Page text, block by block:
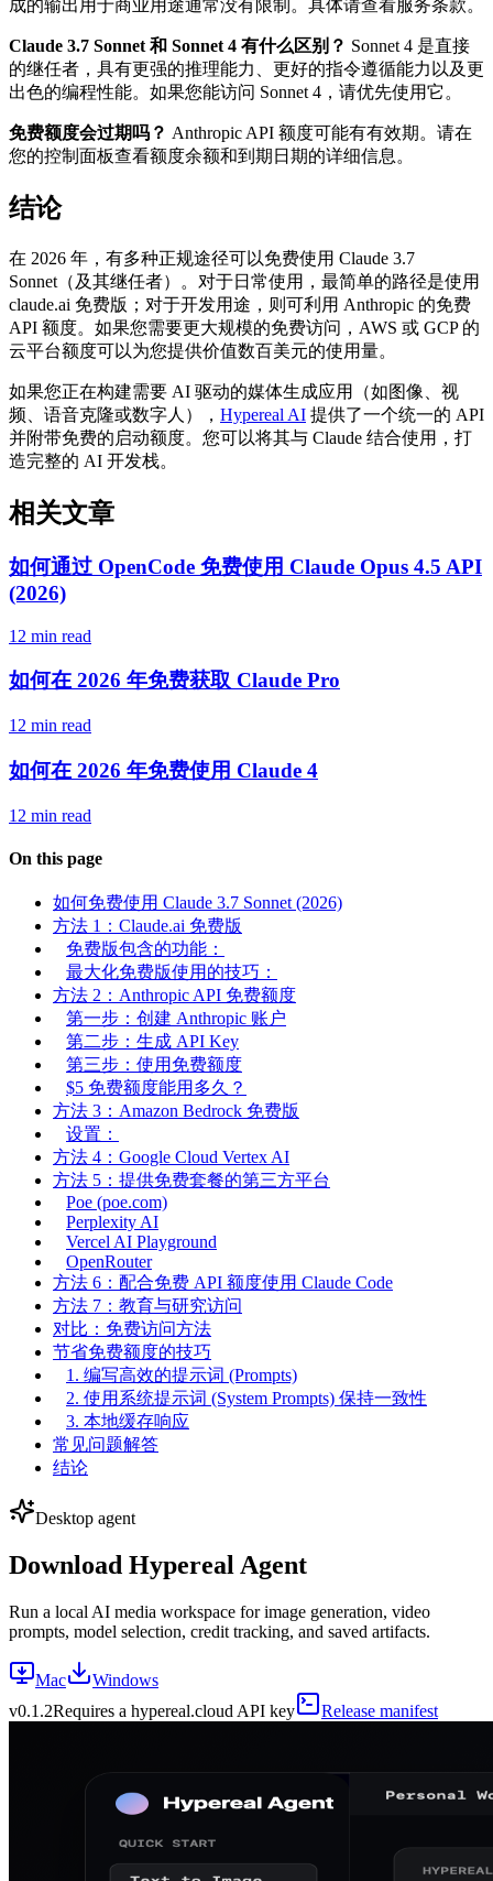
成的输出用于商业用途通常没有限制。具体请查看服务条款。
Claude 3.7 Sonnet 和 Sonnet 4 有什么区别？ Sonnet 4 是直接
的继任者，具有更强的推理能力、更好的指令遵循能力以及更
出色的编程性能。如果您能访问 Sonnet 4，请优先使用它。
免费额度会过期吗？ Anthropic API 额度可能有有效期。请在
您的控制面板查看额度余额和到期日期的详细信息。
结论
在 2026 年，有多种正规途径可以免费使用 Claude 3.7
Sonnet（及其继任者）。对于日常使用，最简单的路径是使用
claude.ai 免费版；对于开发用途，则可利用 Anthropic 的免费
API 额度。如果您需要更大规模的免费访问，AWS 或 GCP 的
云平台额度可以为您提供价值数百美元的使用量。
如果您正在构建需要 AI 驱动的媒体生成应用（如图像、视
频、语音克隆或数字人）， Hypereal AI 提供了一个统一的 API
并附带免费的启动额度。您可以将其与 Claude 结合使用，打
造完整的 AI 开发栈。
相关文章
如何通过 OpenCode 免费使用 Claude Opus 4.5 API
(2026)
12 min read
如何在 2026 年免费获取 Claude Pro
12 min read
如何在 2026 年免费使用 Claude 4
12 min read
On this page
如何免费使用 Claude 3.7 Sonnet (2026)
方法 1：Claude.ai 免费版
免费版包含的功能：
最大化免费版使用的技巧：
方法 2：Anthropic API 免费额度
第一步：创建 Anthropic 账户
第二步：生成 API Key
第三步：使用免费额度
$5 免费额度能用多久？
方法 3：Amazon Bedrock 免费版
设置：
方法 4：Google Cloud Vertex AI
方法 5：提供免费套餐的第三方平台
Poe (poe.com)
Perplexity AI
Vercel AI Playground
OpenRouter
方法 6：配合免费 API 额度使用 Claude Code
方法 7：教育与研究访问
对比：免费访问方法
节省免费额度的技巧
1. 编写高效的提示词 (Prompts)
2. 使用系统提示词 (System Prompts) 保持一致性
3. 本地缓存响应
常见问题解答
结论
Desktop agent
Download Hypereal Agent
Run a local AI media workspace for image generation, video
prompts, model selection, credit tracking, and saved artifacts.
Mac
Windows
v0.1.2Requires a hypereal.cloud API key Release manifest